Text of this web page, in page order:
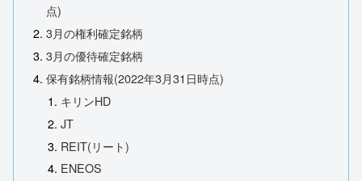
点)
3月の権利確定銘柄
3月の優待確定銘柄
保有銘柄情報(2022年3月31日時点)
キリンHD
JT
REIT(リート)
ENEOS